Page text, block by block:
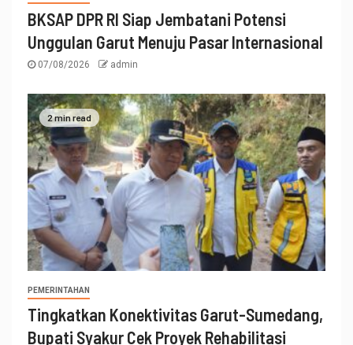
BKSAP DPR RI Siap Jembatani Potensi
Unggulan Garut Menuju Pasar Internasional
07/08/2026 admin
2 min read
PEMERINTAHAN
Tingkatkan Konektivitas Garut-Sumedang,
Bupati Syakur Cek Proyek Rehabilitasi